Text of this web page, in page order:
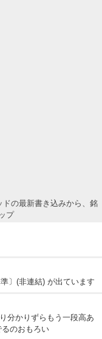
の最新書き込みから、銘
プ
〕(非連結) が出ています
分かりずらもう一段高あ
のおもろい